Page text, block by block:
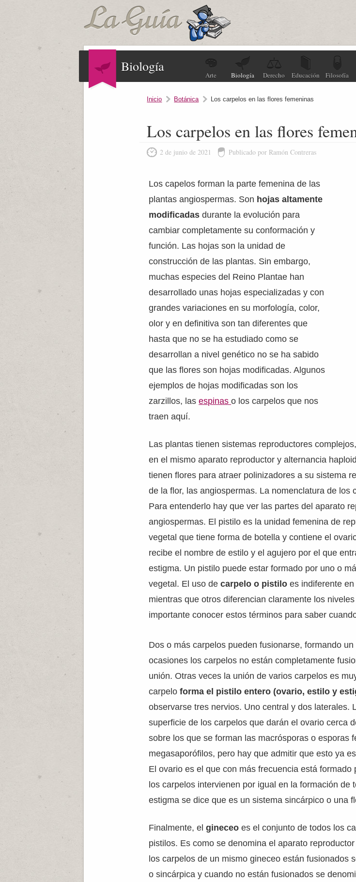
Biología
Arte Biología Derecho Educación Filosofía
Inicio Botánica Los carpelos en las flores femeninas
Los carpelos en las flores
2 de junio de 2021 Publicado por Ramón Contreras
Los capelos forman la parte femenina de las
plantas angiospermas. Son hojas altamente
modificadasdurante la evolución para
cambiar completamente su conformación y
función. Las hojas son la unidad de
construcción de las plantas. Sin embargo,
muchas especies del Reino Plantae han
desarrollado unas hojas especializadas y con
grandes variaciones en su morfología, color,
olor y en definitiva son tan diferentes que
hasta que no se ha estudiado como se
desarrollan a nivel genético no se ha sabido
que las flores son hojas modificadas. Algunos
ejemplos de hojas modificadas son los
zarzillos, lasespinaso los carpelos que nos
traen aquí.
Las plantas tienen sistemas reproductores
en el mismo aparato reproductor y alternancia
tienen flores para atraer polinizadores a su sistema
de la flor, las angiospermas. La nomenclatura de los
Para entenderlo hay que ver las partes del aparato
angiospermas. El pistilo es la unidad femenina de
vegetal que tiene forma de botella y contiene el
recibe el nombre de estilo y el agujero por el que
estigma. Un pistilo puede estar formado por uno o
vegetal. El uso decarpelo o pistiloes indiferente
mientras que otros diferencian claramente los
importante conocer estos términos para saber
Dos o más carpelos pueden fusionarse, formando
ocasiones los carpelos no están completamente
unión. Otras veces la unión de varios carpelos es
carpelo forma el pistilo entero (ovario, estilo y
observarse tres nervios. Uno central y dos laterales.
superficie de los carpelos que darán el ovario cerca
sobre los que se forman las macrósporas o esporas
megasaporófilos, pero hay que admitir que esto ya
El ovario es el que con más frecuencia está
los carpelos intervienen por igual en la formación de
estigma se dice que es un sistema sincárpico o una
Finalmente, elgineceoes el conjunto de todos los
pistilos. Es como se denomina el aparato
los carpelos de un mismo gineceo están fusionados
o sincárpica y cuando no están fusionados se